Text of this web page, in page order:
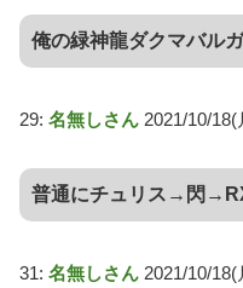
俺の緑神龍ダクマバル
29: 名無しさん 2021/10/
普通にチュリス→閃
31: 名無しさん 2021/10/